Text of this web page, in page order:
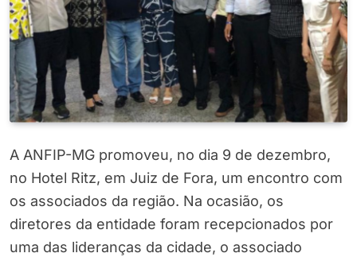
A ANFIP-MG promoveu, no dia 9 de dezembro,
no Hotel Ritz, em Juiz de Fora, um encontro com
os associados da região. Na ocasião, os
diretores da entidade foram recepcionados por
uma das lideranças da cidade, o associado